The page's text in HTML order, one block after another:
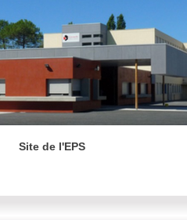
Site de l'EPS